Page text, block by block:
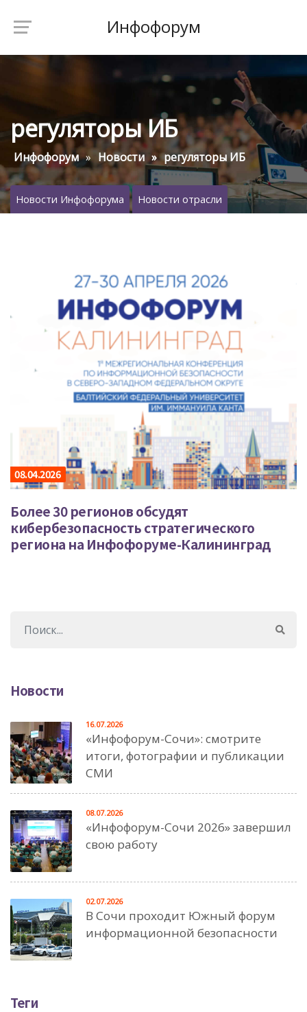
Инфофорум
регуляторы ИБ
Инфофорум Новости регуляторы ИБ
Новости Инфофорума Новости отрасли
08.04.2026
Более 30 регионов обсудят
кибербезопасность стратегического
региона на Инфофоруме-Калининград
Новости
«Инфофорум-Сочи»: смотрите
итоги, фотографии и публикации
СМИ
16.07.2026
«Инфофорум-Сочи 2026» завершил
свою работу
08.07.2026
В Сочи проходит Южный форум
информационной безопасности
02.07.2026
Теги